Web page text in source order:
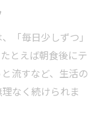
ト解説
間を短縮
できる環境
秘訣
守る方法
「毎日少しずつ」
とえば朝食後にテ
流すなど、生活の
なく続けられま